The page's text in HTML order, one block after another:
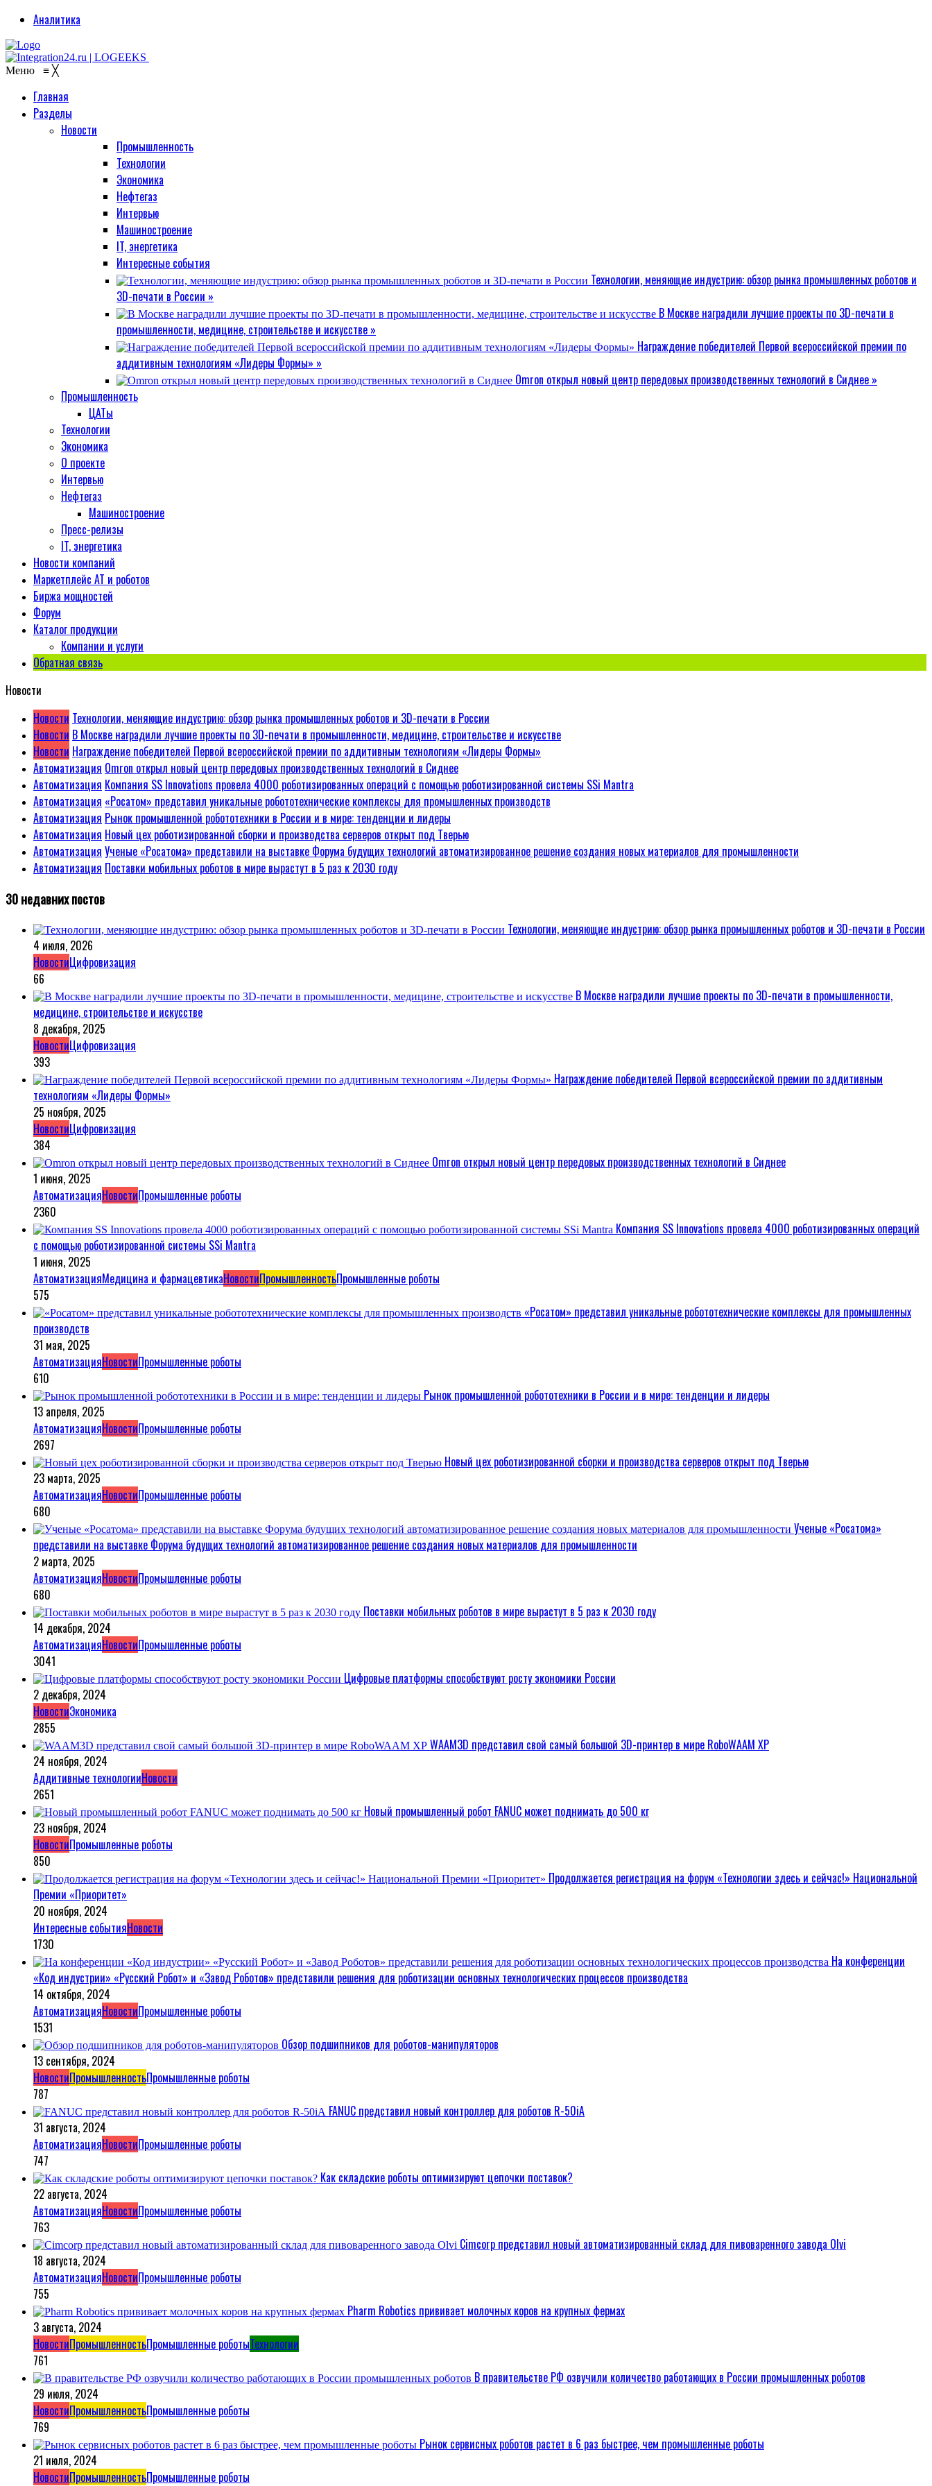
Аналитика
Меню ≡ ╳
Главная
Разделы
Новости
Промышленность
Технологии
Экономика
Нефтегаз
Интервью
Машиностроение
IT, энергетика
Интересные события
Технологии, меняющие индустрию: обзор рынка промышленных роботов и
3D-печати в России »
В Москве наградили лучшие проекты по 3D-печати в
промышленности, медицине, строительстве и искусстве »
Награждение победителей Первой всероссийской премии по
аддитивным технологиям «Лидеры Формы» »
Omron открыл новый центр передовых производственных технологий в Сиднее »
Промышленность
ЦАТы
Технологии
Экономика
О проекте
Интервью
Нефтегаз
Машиностроение
Пресс-релизы
IT, энергетика
Новости компаний
Маркетплейс АТ и роботов
Биржа мощностей
Форум
Каталог продукции
Компании и услуги
Обратная связь
Новости
Новости Технологии, меняющие индустрию: обзор рынка промышленных роботов и 3D-печати в России
Новости В Москве наградили лучшие проекты по 3D-печати в промышленности, медицине, строительстве и искусстве
Новости Награждение победителей Первой всероссийской премии по аддитивным технологиям «Лидеры Формы»
Автоматизация Omron открыл новый центр передовых производственных технологий в Сиднее
Автоматизация Компания SS Innovations провела 4000 роботизированных операций с помощью роботизированной системы SSi Mantra
Автоматизация «Росатом» представил уникальные робототехнические комплексы для промышленных производств
Автоматизация Рынок промышленной робототехники в России и в мире: тенденции и лидеры
Автоматизация Новый цех роботизированной сборки и производства серверов открыт под Тверью
Автоматизация Ученые «Росатома» представили на выставке Форума будущих технологий автоматизированное решение создания новых материалов для промышленности
Автоматизация Поставки мобильных роботов в мире вырастут в 5 раз к 2030 году
30 недавних постов
Технологии, меняющие индустрию: обзор рынка промышленных роботов и 3D-печати в России
4 июля, 2026
НовостиЦифровизация
66
В Москве наградили лучшие проекты по 3D-печати в промышленности,
медицине, строительстве и искусстве
8 декабря, 2025
НовостиЦифровизация
393
Награждение победителей Первой всероссийской премии по аддитивным
технологиям «Лидеры Формы»
25 ноября, 2025
НовостиЦифровизация
384
Omron открыл новый центр передовых производственных технологий в Сиднее
1 июня, 2025
АвтоматизацияНовостиПромышленные роботы
2360
Компания SS Innovations провела 4000 роботизированных операций
с помощью роботизированной системы SSi Mantra
1 июня, 2025
АвтоматизацияМедицина и фармацевтикаНовостиПромышленностьПромышленные роботы
575
«Росатом» представил уникальные робототехнические комплексы для промышленных
производств
31 мая, 2025
АвтоматизацияНовостиПромышленные роботы
610
Рынок промышленной робототехники в России и в мире: тенденции и лидеры
13 апреля, 2025
АвтоматизацияНовостиПромышленные роботы
2697
Новый цех роботизированной сборки и производства серверов открыт под Тверью
23 марта, 2025
АвтоматизацияНовостиПромышленные роботы
680
Ученые «Росатома»
представили на выставке Форума будущих технологий автоматизированное решение создания новых материалов для промышленности
2 марта, 2025
АвтоматизацияНовостиПромышленные роботы
680
Поставки мобильных роботов в мире вырастут в 5 раз к 2030 году
14 декабря, 2024
АвтоматизацияНовостиПромышленные роботы
3041
Цифровые платформы способствуют росту экономики России
2 декабря, 2024
НовостиЭкономика
2855
WAAM3D представил свой самый большой 3D-принтер в мире RoboWAAM XP
24 ноября, 2024
Аддитивные технологииНовости
2651
Новый промышленный робот FANUC может поднимать до 500 кг
23 ноября, 2024
НовостиПромышленные роботы
850
Продолжается регистрация на форум «Технологии здесь и сейчас!» Национальной
Премии «Приоритет»
20 ноября, 2024
Интересные событияНовости
1730
На конференции
«Код индустрии» «Русский Робот» и «Завод Роботов» представили решения для роботизации основных технологических процессов производства
14 октября, 2024
АвтоматизацияНовостиПромышленные роботы
1531
Обзор подшипников для роботов-манипуляторов
13 сентября, 2024
НовостиПромышленностьПромышленные роботы
787
FANUC представил новый контроллер для роботов R-50iA
31 августа, 2024
АвтоматизацияНовостиПромышленные роботы
747
Как складские роботы оптимизируют цепочки поставок?
22 августа, 2024
АвтоматизацияНовостиПромышленные роботы
763
Cimcorp представил новый автоматизированный склад для пивоваренного завода Olvi
18 августа, 2024
АвтоматизацияНовостиПромышленные роботы
755
Pharm Robotics прививает молочных коров на крупных фермах
3 августа, 2024
НовостиПромышленностьПромышленные роботыТехнологии
761
В правительстве РФ озвучили количество работающих в России промышленных роботов
29 июля, 2024
НовостиПромышленностьПромышленные роботы
769
Рынок сервисных роботов растет в 6 раз быстрее, чем промышленные роботы
21 июля, 2024
НовостиПромышленностьПромышленные роботы